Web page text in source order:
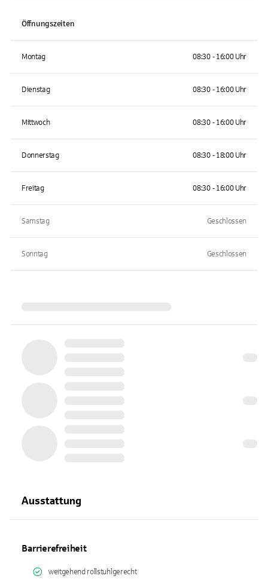
Öffnungszeiten
Montag 08:30 - 16:00 Uhr
Dienstag 08:30 - 16:00 Uhr
Mittwoch 08:30 - 16:00 Uhr
Donnerstag 08:30 - 18:00 Uhr
Freitag 08:30 - 16:00 Uhr
Samstag Geschlossen
Sonntag Geschlossen
Ausstattung
Barrierefreiheit
weitgehend rollstuhlgerecht